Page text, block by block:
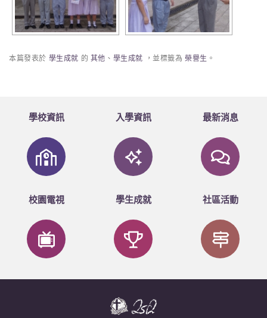
本篇發表於 學生成就 的 其他 、 學生成就 ，並標籤為榮譽生 。
學校資訊 入學資訊 最新消息
校園電視 學生成就 社區活動